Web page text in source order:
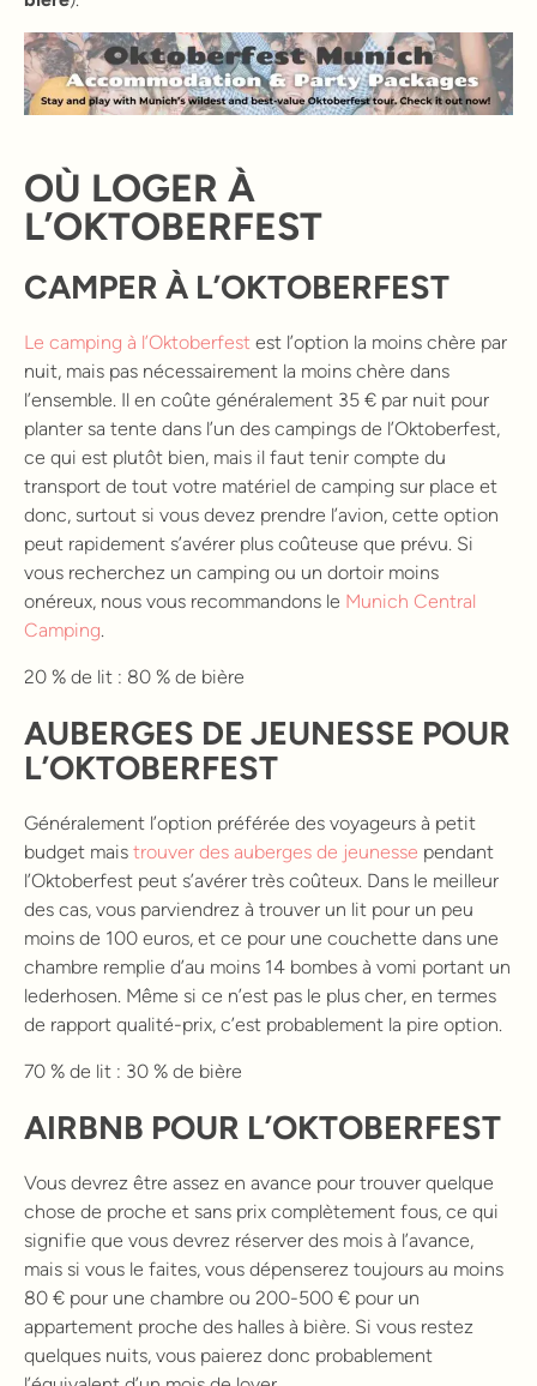
OÙ LOGER À
L’OKTOBERFEST
CAMPER À L’OKTOBERFEST
Le camping à l’Oktoberfest est l’option la moins chère par
nuit, mais pas nécessairement la moins chère dans
l’ensemble. Il en coûte généralement 35 € par nuit pour
planter sa tente dans l’un des campings de l’Oktoberfest,
ce qui est plutôt bien, mais il faut tenir compte du
transport de tout votre matériel de camping sur place et
donc, surtout si vous devez prendre l’avion, cette option
peut rapidement s’avérer plus coûteuse que prévu. Si
vous recherchez un camping ou un dortoir moins
onéreux, nous vous recommandons le Munich Central
Camping.
20 % de lit : 80 % de bière
AUBERGES DE JEUNESSE POUR
L’OKTOBERFEST
Généralement l’option préférée des voyageurs à petit
budget mais trouver des auberges de jeunesse pendant
l’Oktoberfest peut s’avérer très coûteux. Dans le meilleur
des cas, vous parviendrez à trouver un lit pour un peu
moins de 100 euros, et ce pour une couchette dans une
chambre remplie d’au moins 14 bombes à vomi portant un
lederhosen. Même si ce n’est pas le plus cher, en termes
de rapport qualité-prix, c’est probablement la pire option.
70 % de lit : 30 % de bière
AIRBNB POUR L’OKTOBERFEST
Vous devrez être assez en avance pour trouver quelque
chose de proche et sans prix complètement fous, ce qui
signifie que vous devrez réserver des mois à l’avance,
mais si vous le faites, vous dépenserez toujours au moins
80 € pour une chambre ou 200-500 € pour un
appartement proche des halles à bière. Si vous restez
quelques nuits, vous paierez donc probablement